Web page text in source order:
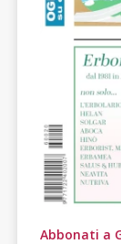
Abbonati a